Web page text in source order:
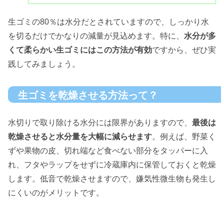
生ゴミの80％は水分だとされていますので、しっかり水
を切るだけでかなりの減量が見込めます。特に、 水分が多
くて柔らかい生ゴミにはこの方法が有効ですから、ぜひ実
践してみましょう。
生ゴミを乾燥させる方法って？
水切りで取り除ける水分には限界がありますので、 最後は
乾燥させると水分量を大幅に減らせます。例えば、野菜く
ずや果物の皮、切れ端など食べない部分をタッパーに入
れ、フタやラップをせずに冷蔵庫内に保管しておくと乾燥
します。低音で乾燥させますので、嫌気性微生物も発生し
にくいのがメリットです。